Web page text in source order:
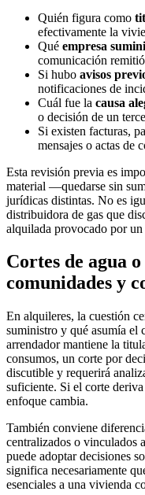
Quién figura como
efectivamente la
Qué empresa
comunicación
Si hubo avisos
notificaciones de
Cuál fue la causa
o decisión de un
Si existen facturas,
mensajes o actas de
Esta revisión previa es
material —quedarse sin
jurídicas distintas. No es
distribuidora de gas que
alquilada provocado por
Cortes de agua
comunidades y
En alquileres, la cuestión
suministro y qué asumía el
arrendador mantiene la
consumos, un corte por
discutible y requerirá
suficiente. Si el corte
enfoque cambia.
También conviene
centralizados o vinculados
puede adoptar decisiones
significa necesariamente
esenciales a una vivienda